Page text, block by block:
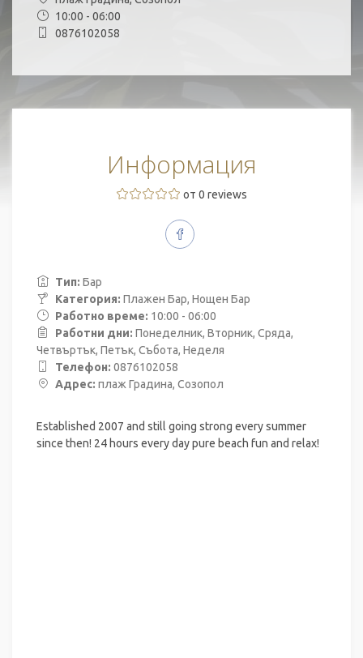
10:00 - 06:00
0876102058
Информация
от 0 reviews
Тип: Бар
Категория: Плажен Бар, Нощен Бар
Работно време: 10:00 - 06:00
Работни дни: Понеделник, Вторник, Сряда,
Четвъртък, Петък, Събота, Неделя
Телефон: 0876102058
Адрес: плаж Градина, Созопол
Established 2007 and still going strong every summer
since then! 24 hours every day pure beach fun and relax!